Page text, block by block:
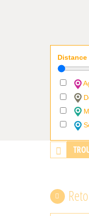
Distance